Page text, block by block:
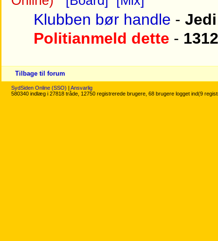
Klubben bør handle - Jedi
Politianmeld dette - 1312
Tilbage til forum
SydSiden Online (SSO) | Ansvarlig
580340 indlæg i 27818 tråde, 12750 registrerede brugere, 68 brugere logget ind(9